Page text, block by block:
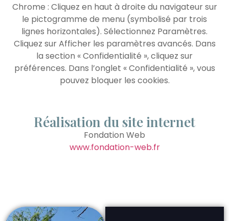
Chrome : Cliquez en haut à droite du navigateur sur
le pictogramme de menu (symbolisé par trois
lignes horizontales). Sélectionnez Paramètres.
Cliquez sur Afficher les paramètres avancés. Dans
la section « Confidentialité », cliquez sur
préférences. Dans l’onglet « Confidentialité », vous
pouvez bloquer les cookies.
Réalisation du site internet
Fondation Web
www.fondation-web.fr